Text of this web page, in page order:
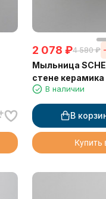
2 078 ₽4 580 ₽
Мыльница
стене
В наличии
В
Купить